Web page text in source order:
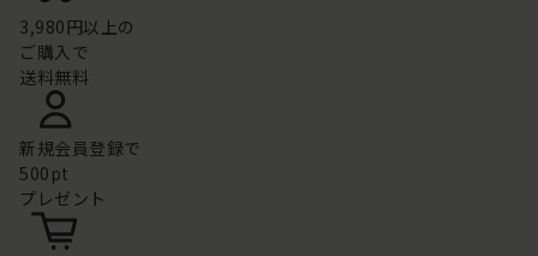
3,980円以上の
ご購入で
送料無料
新規会員登録で
500pt
プレゼント